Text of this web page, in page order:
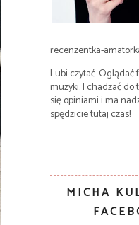
recenzentka-
Lubi czytać. Oglądać
muzyki. I chadzać do
się opiniami i ma
spędzicie tutaj czas!
MICHA